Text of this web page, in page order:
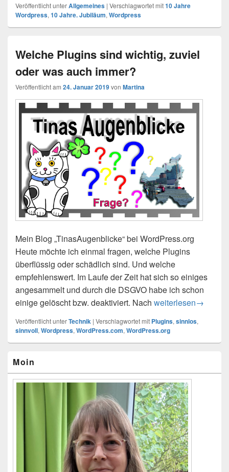
Veröffentlicht unterAllgemeines | Verschlagwortet mit10 Jahre
Wordpress, 10 Jahre. Jubiläum, Wordpress
Welche Plugins sind wichtig, zuviel
oder was auch immer?
Veröffentlicht am 24. Januar 2019von Martina
Mein Blog „TinasAugenblicke“ bei WordPress.org
Heute möchte ich einmal fragen, welche Plugins
überflüssig oder schädlich sind. Und welche
empfehlenswert. Im Laufe der Zeit hat sich so einiges
angesammelt und durch die DSGVO habe ich schon
einige gelöscht bzw. deaktiviert. Nach Welche Plugins
weiterlesen→
Veröffentlicht unterTechnik | Verschlagwortet mit Plugins,sinnlos,
sinnvoll,Wordpress,WordPress.com,WordPress.org
Seitenleisten-
Widgetbereich
Moin